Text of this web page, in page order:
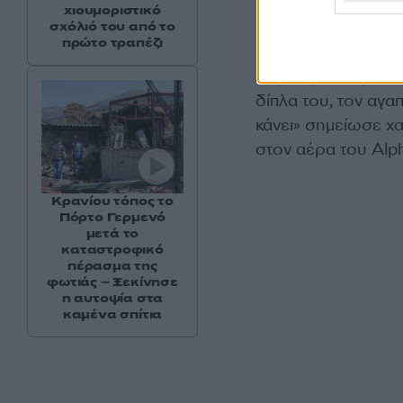
«Επειδή έχετε
Δήμος μας περνάει
δίπλα του, τον
κάνει» σημείωσε
στον αέρα του
χιουμοριστικό
σχόλιό του από το
πρώτο τραπέζι
Κρανίου τόπος το
Πόρτο Γερμενό
μετά το
καταστροφικό
πέρασμα της
φωτιάς – Ξεκίνησε
η αυτοψία στα
καμένα σπίτια